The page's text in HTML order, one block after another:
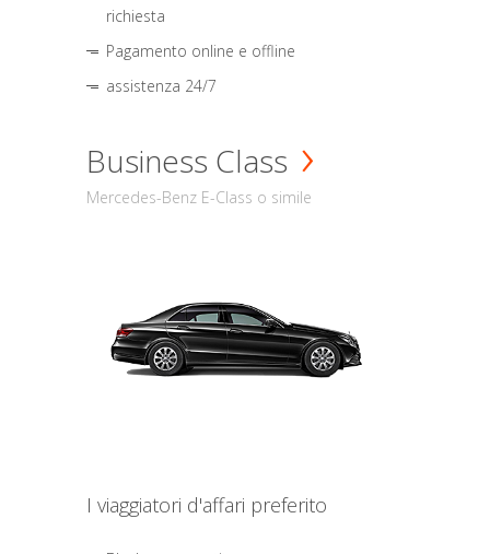
richiesta
Pagamento online e offline
assistenza 24/7
Business Class
Mercedes-Benz E-Class o simile
I viaggiatori d'affari preferito